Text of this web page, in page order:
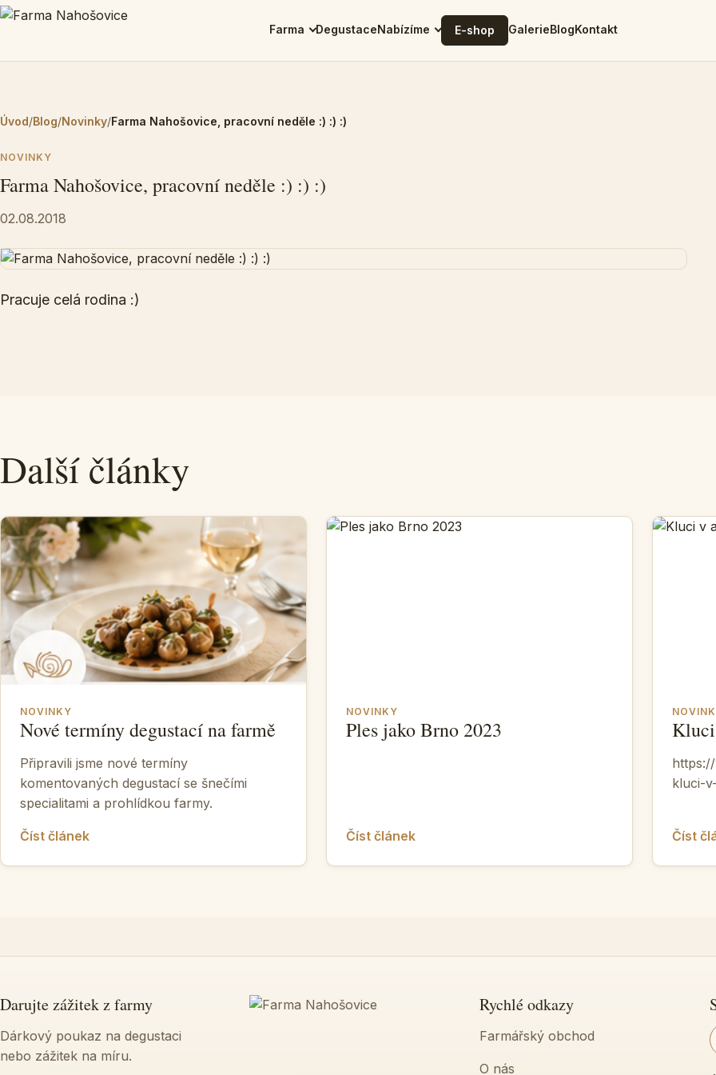
Farma DegustaceNabízíme E-shop GalerieBlogKontakt
Úvod/Blog/Novinky/Farma Nahošovice, pracovní neděle :) :) :)
NOVINKY
Farma Nahošovice, pracovní neděle :) :) :)
02.08.2018
Pracuje celá rodina :)
Další články
NOVINKY
Nové termíny degustací na farmě
Připravili jsme nové termíny
komentovaných degustací se šnečími
specialitami a prohlídkou farmy.
Číst článek
NOVINKY
Ples jako Brno 2023
Číst článek
kluci-
Číst
Darujte zážitek z farmy
Dárkový poukaz na degustaci
nebo zážitek na míru.
Rychlé odkazy
Farmářský obchod
O nás